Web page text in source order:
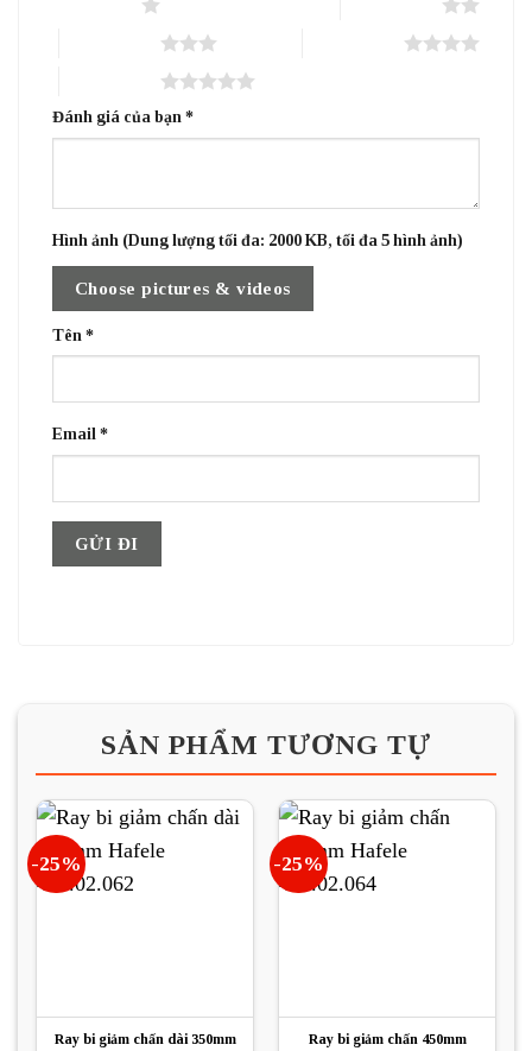
Đánh giá của bạn *
Hình ảnh (Dung lượng tối đa: 2000 KB, tối đa 5 hình ảnh)
Choose pictures & videos
Tên *
Email *
SẢN PHẨM TƯƠNG TỰ
-25%
Ray bi giảm chấn dài 350mm
-25%
Ray bi giảm chấn 450mm